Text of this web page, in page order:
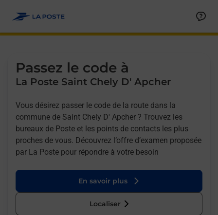
Passez le code à
La Poste Saint Chely D' Apcher
Vous désirez passer le code de la route dans la
commune de Saint Chely D' Apcher ? Trouvez les
bureaux de Poste et les points de contacts les plus
proches de vous. Découvrez l’offre d’examen proposée
par La Poste pour répondre à votre besoin
En savoir plus
Localiser